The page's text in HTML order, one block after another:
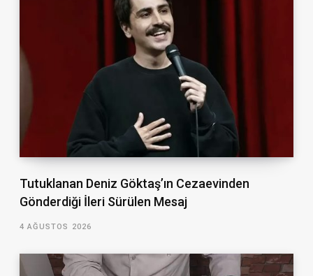
Tutuklanan Deniz Göktaş’ın Cezaevinden
Gönderdiği İleri Sürülen Mesaj
4 AĞUSTOS 2026